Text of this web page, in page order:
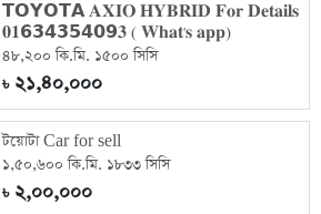
𝗧𝗢𝗬𝗢𝗧𝗔 𝐀𝐗𝐈𝐎 𝐇𝐘𝐁𝐑𝐈𝐃 𝐅𝐨𝐫 𝐃𝐞𝐭𝐚𝐢𝐥𝐬
𝟎𝟏𝟲𝟯𝟰𝟯𝟱𝟰𝟬𝟵𝟑 ( 𝐖𝐡𝐚𝐭'𝐬 𝐚𝐩𝐩)
৪৮,২০০ কি.মি. ১৫০০ সিসি
৳২১,৪০,০০০
টয়োটা Car for sell
১,৫০,৬০০ কি.মি. ১৮৩৩ সিসি
৳২,০০,০০০